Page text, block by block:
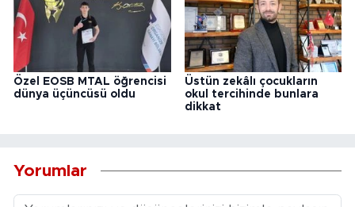
Özel EOSB MTAL öğrencisi
dünya üçüncüsü oldu
Üstün zekâlı çocukların
okul tercihinde bunlara
dikkat
Yorumlar